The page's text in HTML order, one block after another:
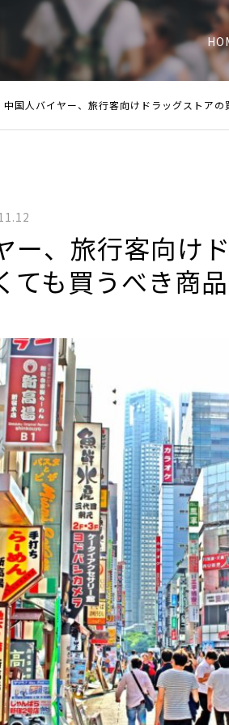
中国人バイヤー、旅行客向けドラッグストア
ー、旅行客向け
ても買うべき商